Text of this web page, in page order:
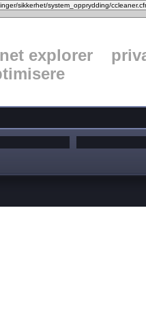
explorer